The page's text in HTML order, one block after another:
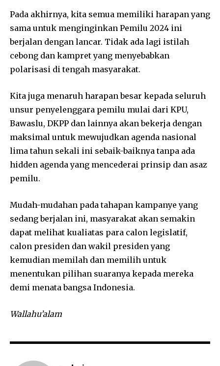
Pada akhirnya, kita semua memiliki harapan yang
sama untuk menginginkan Pemilu 2024 ini
berjalan dengan lancar. Tidak ada lagi istilah
cebong dan kampret yang menyebabkan
polarisasi di tengah masyarakat.
Kita juga menaruh harapan besar kepada seluruh
unsur penyelenggara pemilu mulai dari KPU,
Bawaslu, DKPP dan lainnya akan bekerja dengan
maksimal untuk mewujudkan agenda nasional
lima tahun sekali ini sebaik-baiknya tanpa ada
hidden agenda yang mencederai prinsip dan asaz
pemilu.
Mudah-mudahan pada tahapan kampanye yang
sedang berjalan ini, masyarakat akan semakin
dapat melihat kualiatas para calon legislatif,
calon presiden dan wakil presiden yang
kemudian memilah dan memilih untuk
menentukan pilihan suaranya kepada mereka
demi menata bangsa Indonesia.
Wallahu’alam